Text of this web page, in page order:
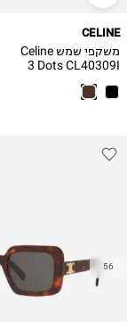
CELINE
משקפי שמש Celine
3 Dots CL40309I
56